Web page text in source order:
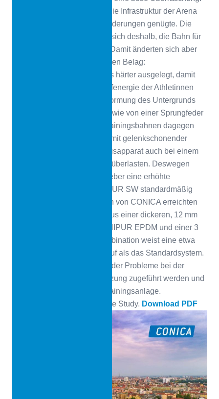
Es stellte sich heraus, dass die Infrastruktur der Arena
nicht den Wettbewerbs-Anforderungen genügte. Die
Verantwortlich entschlossen sich deshalb, die Bahn für
Trainingszwecke zu nutzen. Damit änderten sich aber
auch die Anforderungen an den Belag:
Wettkampfbahnen sind etwas härter ausgelegt, damit
möglichst wenig von der Laufenergie der Athletinnen
und Athleten durch eine Verformung des Untergrunds
absorbiert wird. Der Fuß soll wie von einer Sprungfeder
weiterkatapultiert werden. Trainingsbahnen dagegen
sollen etwas weicher und damit gelenkschonender
ausfallen, um den Bewegungsapparat auch bei einem
langen Trainingstag nicht zu überlasten. Deswegen
wünschten sich die Auftraggeber eine erhöhte
Kraftreduktion als bei CONIPUR SW standardmäßig
vorgesehen. Die Spezialisten von CONICA erreichten
dies mit einer Kombination aus einer dickeren, 12 mm
Elastikschicht auf Basis CONIPUR EPDM und einer 3
mm Deckschicht. Diese Kombination weist eine etwa
38% höhere Kraftreduktion auf als das Standardsystem.
Damit konnte die Arena trotz der Probleme bei der
Infrastruktur einer neuen Nutzung zugeführt werden und
dient nun als hochwertige Trainingsanlage.
Hier finden Sie die neue Case Study. Download PDF